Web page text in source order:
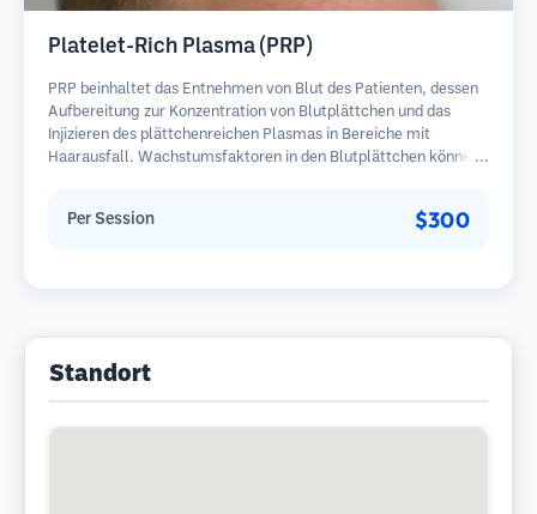
Platelet-Rich Plasma (PRP)
PRP beinhaltet das Entnehmen von Blut des Patienten, dessen
Aufbereitung zur Konzentration von Blutplättchen und das
Injizieren des plättchenreichen Plasmas in Bereiche mit
Haarausfall. Wachstumsfaktoren in den Blutplättchen können
mehrere Sitzungen erforderlich.
Per Session $300
Standort